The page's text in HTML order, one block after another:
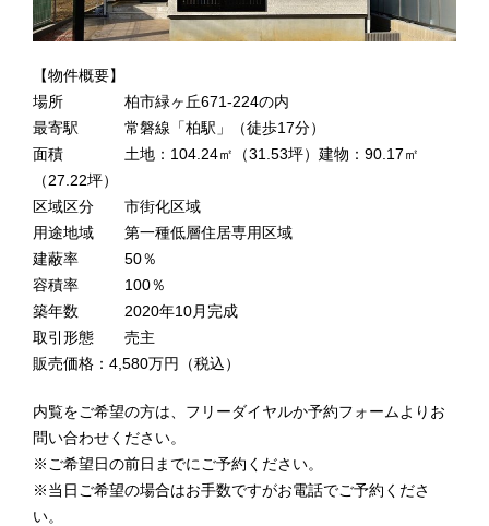
【物件概要】
場所 柏市緑ヶ丘671-224の内
最寄駅 常磐線「柏駅」（徒歩17分）
面積 土地：104.24㎡（31.53坪）建物：90.17㎡
（27.22坪）
区域区分 市街化区域
用途地域 第一種低層住居専用区域
建蔽率 50％
容積率 100％
築年数 2020年10月完成
取引形態 売主
販売価格：4,580万円（税込）
内覧をご希望の方は、フリーダイヤルか予約フォームよりお
問い合わせください。
※ご希望日の前日までにご予約ください。
※当日ご希望の場合はお手数ですがお電話でご予約くださ
い。